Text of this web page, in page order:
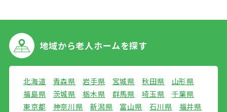
地域から老人ホームを探す
北海道 青森県 岩手県 宮城県 秋田県
山形県
福島県
茨城県 栃木県 群馬県 埼玉県
千葉県
東京都
神奈川県 新潟県 富山県 石川県
福井県